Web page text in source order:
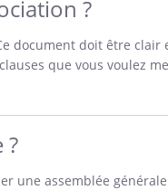
?
document doit être
que vous voulez
?
une assemblée